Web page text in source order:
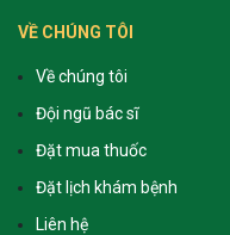
VỀ CHÚNG TÔI
Về chúng tôi
Đội ngũ bác sĩ
Đặt mua thuốc
Đặt lịch khám bệnh
Liên hệ